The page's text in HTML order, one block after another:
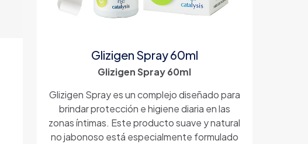
Glizigen Spray 60ml
Glizigen Spray 60ml
Glizigen Spray es un complejo diseñado para
brindar protección e higiene diaria en las
zonas íntimas. Este producto suave y natural
no jabonoso está especialmente formulado